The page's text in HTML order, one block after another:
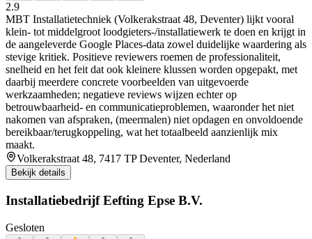
2.9
MBT Installatietechniek (Volkerakstraat 48, Deventer) lijkt vooral
klein- tot middelgroot loodgieters-/installatiewerk te doen en krijgt in
de aangeleverde Google Places-data zowel duidelijke waardering als
stevige kritiek. Positieve reviewers roemen de professionaliteit,
snelheid en het feit dat ook kleinere klussen worden opgepakt, met
daarbij meerdere concrete voorbeelden van uitgevoerde
werkzaamheden; negatieve reviews wijzen echter op
betrouwbaarheid- en communicatieproblemen, waaronder het niet
nakomen van afspraken, (meermalen) niet opdagen en onvoldoende
bereikbaar/terugkoppeling, wat het totaalbeeld aanzienlijk mix
maakt.
Volkerakstraat 48, 7417 TP Deventer, Nederland
Bekijk details
Installatiebedrijf Eefting Epse B.V.
Gesloten